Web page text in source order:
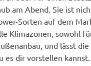
am Abend. Sie ist
Sorten auf dem
Klimazonen, sowohl
und lässt
es dir vorstellen kannst.